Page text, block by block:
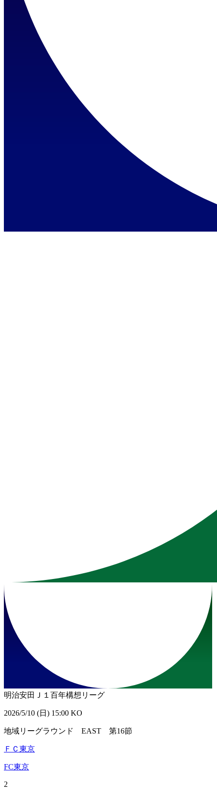
明治安田Ｊ１百年構想リーグ
2026/5/10 (日) 15:00 KO
地域リーグラウンド EAST 第16節
ＦＣ東京
FC東京
2